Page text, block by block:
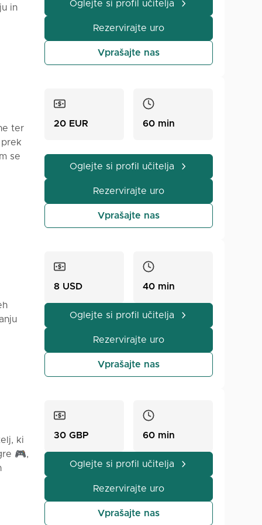
in
in
Oglejte si profil učitelja
Rezervirajte uro
Vprašajte nas
ter
se
da
20 EUR 60 min
Oglejte si profil učitelja
Rezervirajte uro
Vprašajte nas
in
8 USD 40 min
Oglejte si profil učitelja
Rezervirajte uro
Vprašajte nas
ki
🎮,
30 GBP 60 min
Oglejte si profil učitelja
Rezervirajte uro
Vprašajte nas